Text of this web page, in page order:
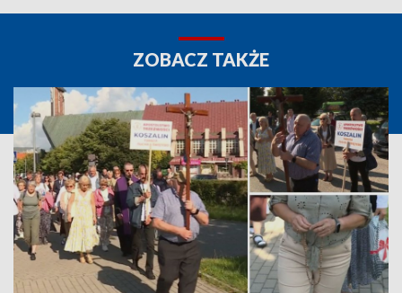
ZOBACZ TAKŻE